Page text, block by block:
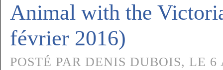
Animal with the
février 2016)
POSTÉ PAR DENIS DUBOIS, LE 6